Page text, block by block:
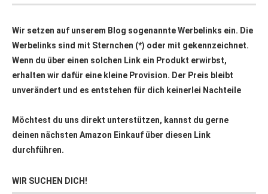
Wir setzen auf unserem Blog sogenannte Werbelinks ein. Die
Werbelinks sind mit Sternchen (*) oder mit gekennzeichnet.
Wenn du über einen solchen Link ein Produkt erwirbst,
erhalten wir dafür eine kleine Provision. Der Preis bleibt
unverändert und es entstehen für dich keinerlei Nachteile
Möchtest du uns direkt unterstützen, kannst du gerne
deinen nächsten Amazon Einkauf über diesen Link
durchführen.
WIR SUCHEN DICH!